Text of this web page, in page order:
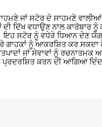
ਜਾਂ ਸਟੋਰ ਦੇ ਸਾਹਮਣੇ
ਦਿੱਖ ਵਧਾਉਣ ਨਾਲ ਕਾਰੋਬਾਰ
ਇਹ ਸਟੋਰ ਨੂੰ ਵਧੇਰੇ ਧਿਆਨ ਦੇਣ
ਗਾਹਕਾਂ ਨੂੰ ਆਕਰਸ਼ਿਤ ਕਰ ਸਕਦਾ
ਜਾਂ ਸੇਵਾਵਾਂ ਨੂੰ ਰਚਨਾਤਮਕ
ਪ੍ਰਦਰਸ਼ਿਤ ਕਰਨ ਦੀ ਆਗਿਆ